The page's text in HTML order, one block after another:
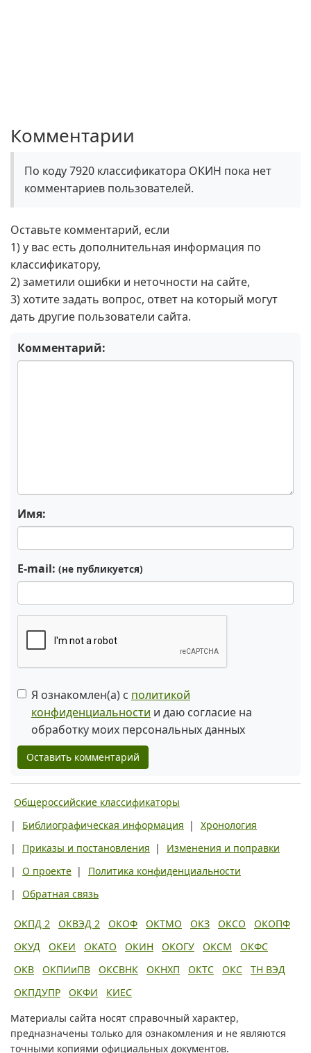
Комментарии
По коду 7920 классификатора ОКИН пока нет
комментариев пользователей.
Оставьте комментарий, если
1) у вас есть дополнительная информация по
классификатору,
2) заметили ошибки и неточности на сайте,
3) хотите задать вопрос, ответ на который могут
дать другие пользователи сайта.
Комментарий:
Имя:
E-mail: (не публикуется)
Я ознакомлен(а) с политикой
конфиденциальности и даю согласие на
обработку моих персональных данных
Оставить комментарий
Общероссийские классификаторы
|
Библиографическая информация |
Хронология
|
Приказы и постановления |
Изменения и поправки
|
О проекте |
Политика конфиденциальности
|
Обратная связь
ОКПД 2 ОКВЭД 2 ОКОФ ОКТМО ОКЗ ОКСО
ОКОПФ
ОКУД
ОКЕИ ОКАТО ОКИН ОКОГУ ОКСМ
ОКФС
ОКВ
ОКПИиПВ ОКСВНК ОКНХП ОКТС ОКС
ТН ВЭД
ОКПДУПР
ОКФИ
КИЕС
Материалы сайта носят справочный характер,
предназначены только для ознакомления и не являются
точными копиями официальных документов.